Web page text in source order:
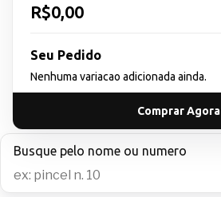
R$0,00
Seu Pedido
Nenhuma variacao adicionada ainda.
Comprar Agora
Busque pelo nome ou numero